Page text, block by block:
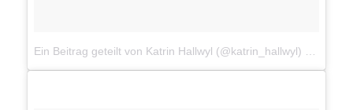
Ein Beitrag geteilt von Katrin Hallwyl (@katrin_hallwyl)